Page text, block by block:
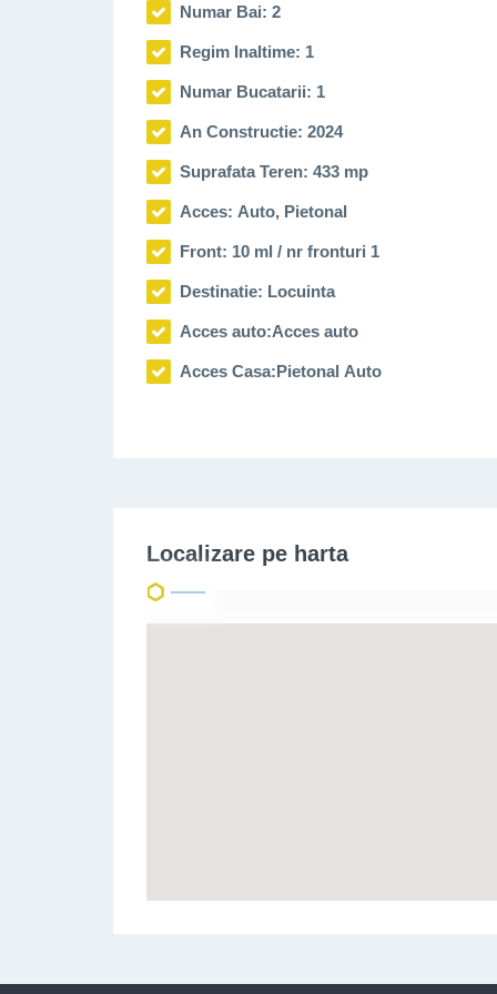
-Acoperis din tigla
-Incalzire prin pardoseala
-Ferestre PVC cu geam termopan
-Podele: parchet si gresie la parter, iar la etaj
-living cu semineu functional pe lemne
-Proprietatea se vinde semimobilata
AVANTAJE:
-Amplasament intr-o zona retrasa, cu trafic
Pentru alte detalii sau pentru programarea unei
Numar Bai: 2
Regim Inaltime: 1
Numar Bucatarii: 1
An Constructie: 2024
Suprafata Teren: 433 mp
Acces: Auto, Pietonal
Front: 10 ml / nr fronturi 1
Destinatie: Locuinta
Acces auto:Acces auto
Acces Casa:Pietonal Auto
Localizare pe harta